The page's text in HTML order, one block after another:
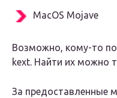
MacOS Mojave
Возможно, кому-то
kext. Найти их можно
За предоставленные